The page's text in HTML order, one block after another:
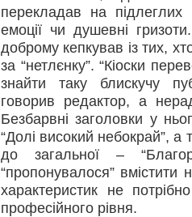
перекладав на
емоції чи душевні
доброму кепкував із тих,
за “нетлєнку”. “Кіоски
знайти таку блискучу
говорив редактор, а
Безбарвні заголовки у
“Долі високий небокрай”, а
до загальної –
“пропонувалося” вмістити
характеристик не
професійного рівня.